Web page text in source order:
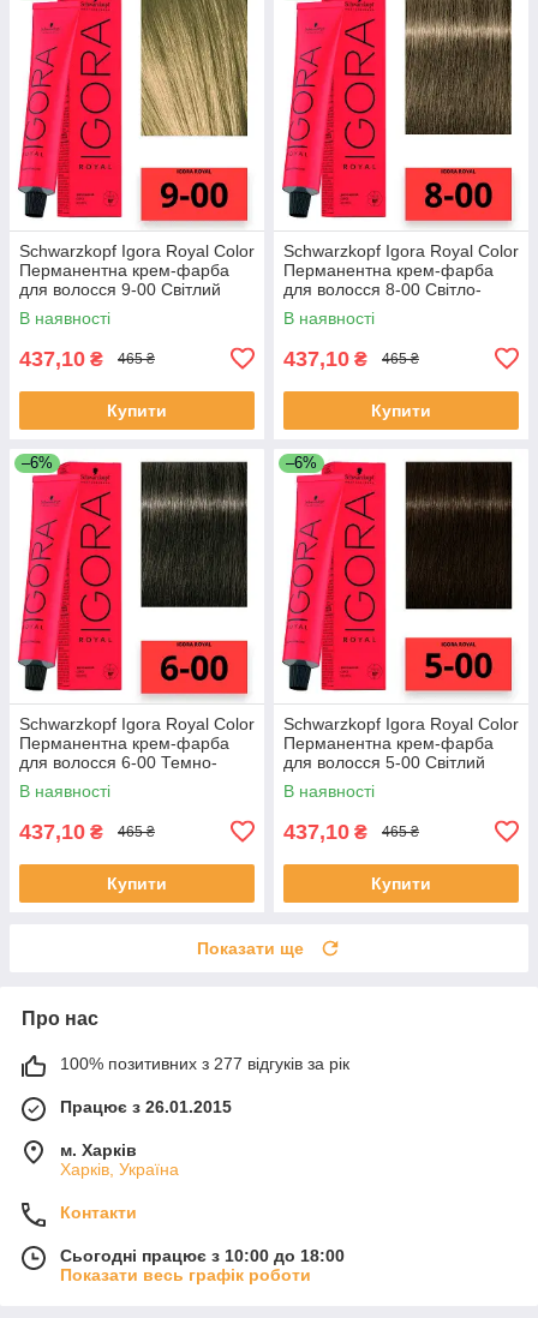
Schwarzkopf Igora Royal Color
Перманентна крем-фарба
для волосся 9-00 Світлий
блондин натуральний екстра
60 мл
В наявності
437,10 ₴ 465 ₴
Купити
Schwarzkopf Igora Royal Color
Перманентна крем-фарба
для волосся 8-00 Світло-
русявий натуральний екстра
60 мл
В наявності
437,10 ₴ 465 ₴
Купити
–6%
Schwarzkopf Igora Royal Color
Перманентна крем-фарба
для волосся 6-00 Темно-
русявий натуральний екстра
60 мл
В наявності
437,10 ₴ 465 ₴
Купити
–6%
Schwarzkopf Igora Royal Color
Перманентна крем-фарба
для волосся 5-00 Світлий
коричневий натуральний 60
мл
В наявності
437,10 ₴ 465 ₴
Купити
Показати ще
Про нас
100% позитивних з 277 відгуків за рік
Працює з 26.01.2015
м. Харків
Харків, Україна
Контакти
Сьогодні працює з 10:00 до 18:00
Показати весь графік роботи